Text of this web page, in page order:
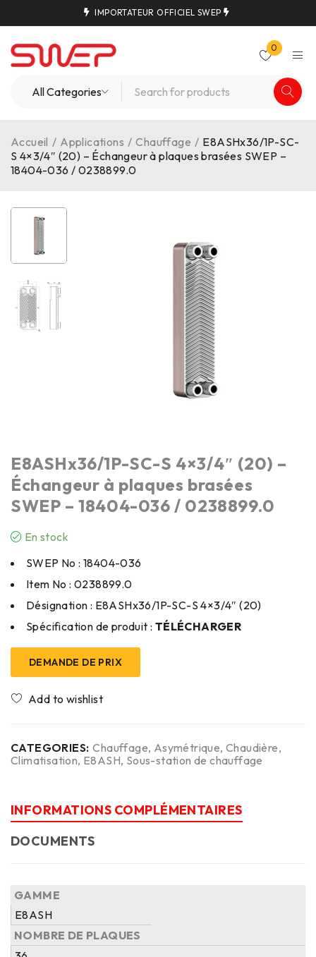
IMPORTATEUR OFFICIEL SWEP
0
Accueil / Applications / Chauffage / E8ASHx36/1P-SC-
S 4×3/4″ (20) – Échangeur à plaques brasées SWEP –
18404-036 / 0238899.0
E8ASHx36/1P-SC-S 4×3/4″ (20) –
Échangeur à plaques brasées
SWEP – 18404-036 / 0238899.0
En stock
SWEP No : 18404-036
Item No : 0238899.0
Désignation : E8ASHx36/1P-SC-S 4×3/4″ (20)
Spécification de produit : TÉLÉCHARGER
DEMANDE DE PRIX
CATEGORIES: Chauffage, Asymétrique,Chaudière,
Climatisation, E8ASH, Sous-station de chauffage
INFORMATIONS COMPLÉMENTAIRES
DOCUMENTS
GAMME
E8ASH
NOMBRE DE PLAQUES